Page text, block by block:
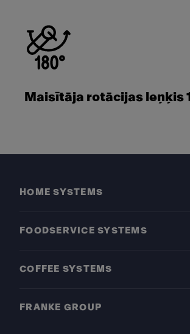
Maisītāja rotācijas leņķis
HOME SYSTEMS
FOODSERVICE SYSTEMS
COFFEE SYSTEMS
FRANKE GROUP